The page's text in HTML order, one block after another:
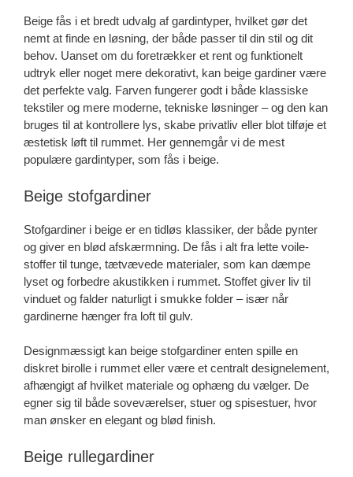
Beige fås i et bredt udvalg af gardintyper, hvilket gør det
nemt at finde en løsning, der både passer til din stil og dit
behov. Uanset om du foretrækker et rent og funktionelt
udtryk eller noget mere dekorativt, kan beige gardiner være
det perfekte valg. Farven fungerer godt i både klassiske
tekstiler og mere moderne, tekniske løsninger – og den kan
bruges til at kontrollere lys, skabe privatliv eller blot tilføje et
æstetisk løft til rummet. Her gennemgår vi de mest
populære gardintyper, som fås i beige.
Beige stofgardiner
Stofgardiner i beige er en tidløs klassiker, der både pynter
og giver en blød afskærmning. De fås i alt fra lette voile-
stoffer til tunge, tætvævede materialer, som kan dæmpe
lyset og forbedre akustikken i rummet. Stoffet giver liv til
vinduet og falder naturligt i smukke folder – især når
gardinerne hænger fra loft til gulv.
Designmæssigt kan beige stofgardiner enten spille en
diskret birolle i rummet eller være et centralt designelement,
afhængigt af hvilket materiale og ophæng du vælger. De
egner sig til både soveværelser, stuer og spisestuer, hvor
man ønsker en elegant og blød finish.
Beige rullegardiner